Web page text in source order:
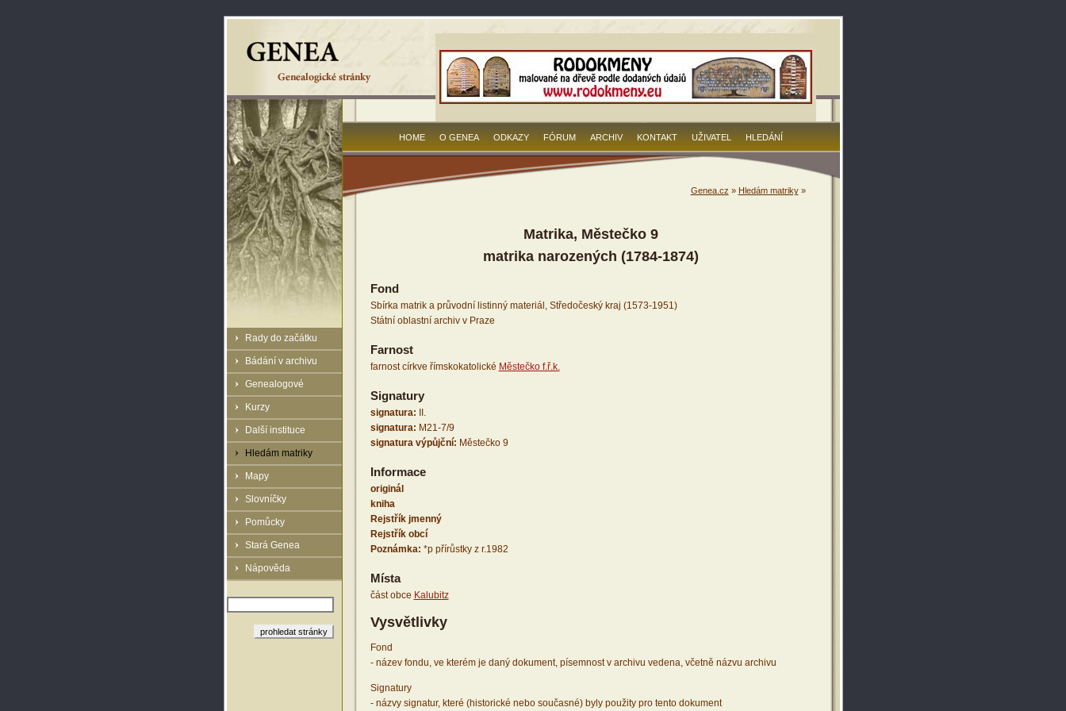
Rady do začátku
Bádání v archivu
Genealogové
Kurzy
Další instituce
Hledám matriky
Mapy
Slovníčky
Pomůcky
Stará Genea
Nápověda
HOME O GENEA ODKAZY FÓRUM ARCHIV KONTAKT UŽIVATEL HLEDÁNÍ
Genea.cz » Hledám matriky»
Matrika, Městečko 9
matrika narozených (1784-1874)
Fond
Sbírka matrik a průvodní listinný materiál, Středočeský kraj (1573-1951)
Státní oblastní archiv v Praze
Farnost
farnost církve římskokatolické Městečko f.ř.k.
Signatury
signatura: II.
signatura: M21-7/9
signatura výpůjční: Městečko 9
Informace
originál
kniha
Rejstřík jmenný
Rejstřík obcí
Poznámka: *p přírůstky z r.1982
Místa
část obce Kalubitz
Vysvětlivky
Fond
- název fondu, ve kterém je daný dokument, písemnost v archivu vedena, včetně názvu archivu
Signatury
- názvy signatur, které (historické nebo současné) byly použity pro tento dokument